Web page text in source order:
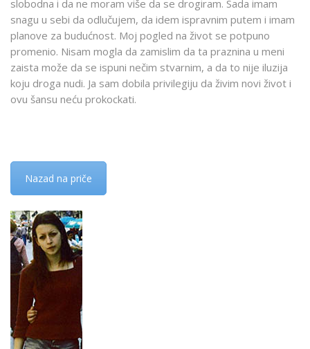
slobodna i da ne moram više da se drogiram. Sada imam
snagu u sebi da odlučujem, da idem ispravnim putem i imam
planove za budućnost. Moj pogled na život se potpuno
promenio. Nisam mogla da zamislim da ta praznina u meni
zaista može da se ispuni nečim stvarnim, a da to nije iluzija
koju droga nudi. Ja sam dobila privilegiju da živim novi život i
ovu šansu neću prokockati.
Nazad na priče